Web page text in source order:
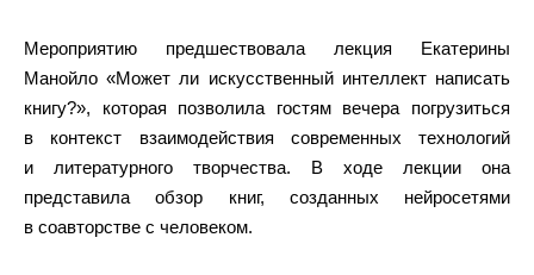
Мероприятию предшествовала лекция Екатерины
Манойло «Может ли искусственный интеллект написать
книгу?», которая позволила гостям вечера погрузиться
в контекст взаимодействия современных технологий
и литературного творчества. В ходе лекции она
представила обзор книг, созданных нейросетями
в соавторстве с человеком.